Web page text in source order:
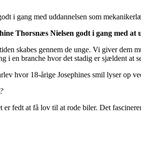
i gang med uddannelsen som
Thorsnæs Nielsen godt i gang med at
skabes gennem de unge. Vi giver dem
i en branche hvor det stadig er sjældent at
hvor 18-årige Josephines smil lyser op
er fedt at få lov til at rode biler. Det